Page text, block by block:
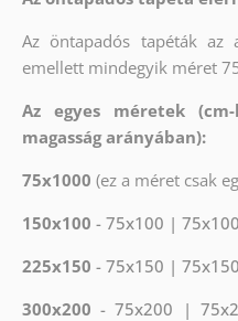
Az öntapadós tapéták az
emellett mindegyik méret
Az egyes méretek
magasság arányában):
75x1000 (ez a méret csak
150x100 - 75x100 |
225x150 - 75x150 |
300x200 - 75x200 |